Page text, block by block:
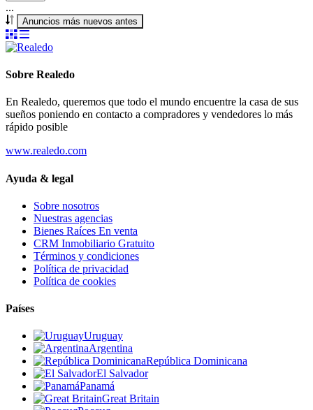
...
Anuncios más nuevos antes
Sobre Realedo
En Realedo, queremos que todo el mundo encuentre la casa de sus
sueños poniendo en contacto a compradores y vendedores lo más
rápido posible
www.realedo.com
Ayuda & legal
Sobre nosotros
Nuestras agencias
Bienes Raíces En venta
CRM Inmobiliario Gratuito
Términos y condiciones
Política de privacidad
Política de cookies
Países
Uruguay
Argentina
República Dominicana
El Salvador
Panamá
Great Britain